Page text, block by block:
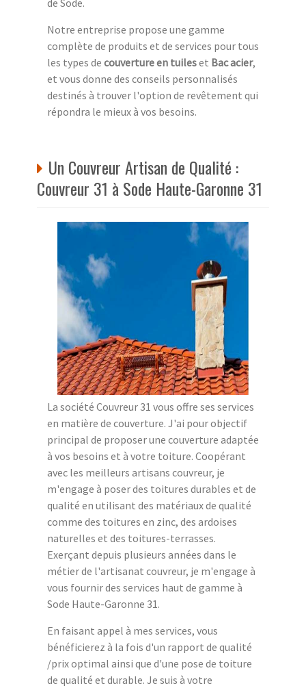
Notre entreprise propose une gamme
complète de produits et de services pour tous
les types de couverture en tuileset Bac acier,
et vous donne des conseils personnalisés
destinés à trouver l'option de revêtement qui
répondra le mieux à vos besoins.
Un Couvreur Artisan de Qualité :
Couvreur 31 à Sode Haute-Garonne 31
La société Couvreur 31 vous offre ses services
en matière de couverture. J'ai pour objectif
principal de proposer une couverture adaptée
à vos besoins et à votre toiture. Coopérant
avec les meilleurs artisans couvreur, je
m'engage à poser des toitures durables et de
qualité en utilisant des matériaux de qualité
comme des toitures en zinc, des ardoises
naturelles et des toitures-terrasses.
Exerçant depuis plusieurs années dans le
métier de l'artisanat couvreur, je m'engage à
vous fournir des services haut de gamme à
Sode Haute-Garonne 31.
En faisant appel à mes services, vous
bénéficierez à la fois d'un rapport de qualité
/prix optimal ainsi que d'une pose de toiture
de qualité et durable. Je suis à votre